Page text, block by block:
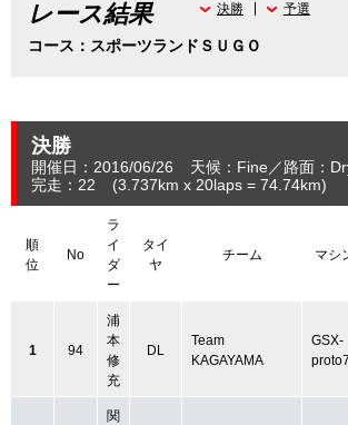
レース結果
コース：スポーツランドＳＵＧＯ
決勝 予選
決勝
開催日：2016/06/26 天候：Fine 路面：
完走：22
(3.737km x 20laps = 74.74km)
順
位
No
ラ
イ
ダ
ー
タイ
ヤ
チーム マシ
1 94
浦
本
修
充
DL
Team
KAGAYAMA
GSX-
関